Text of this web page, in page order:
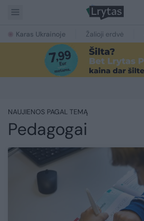
Karas Ukrainoje Žalioji erdvė
NAUJIENOS PAGAL TEMĄ
Pedagogai